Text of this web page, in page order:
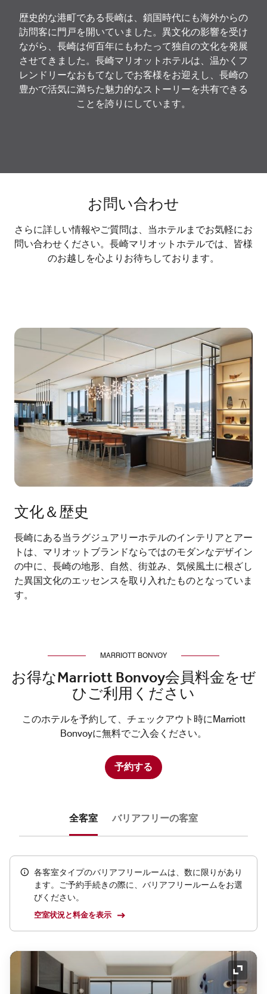
歴史的な港町である長崎は、鎖国時代にも海外からの
訪問客に門戸を開いていました。異文化の影響を受け
ながら、長崎は何百年にもわたって独自の文化を発展
させてきました。長崎マリオットホテルは、温かくフ
レンドリーなおもてなしでお客様をお迎えし、長崎の
豊かで活気に満ちた魅力的なストーリーを共有できる
ことを誇りにしています。
お問い合わせ
さらに詳しい情報やご質問は、当ホテルまでお気軽にお
問い合わせください。長崎マリオットホテルでは、皆様
のお越しを心よりお待ちしております。
文化＆歴史
長崎にある当ラグジュアリーホテルのインテリアとアー
トは、マリオットブランドならではのモダンなデザイン
の中に、長崎の地形、自然、街並み、気候風土に根ざし
た異国文化のエッセンスを取り入れたものとなっていま
す。
MARRIOTT BONVOY
お得なMarriott Bonvoy会員料金をぜ
ひご利用ください
このホテルを予約して、チェックアウト時にMarriott
Bonvoyに無料でご入会ください。
予約する
全客室 バリアフリーの客室
各客室タイプのバリアフリールームは、数に限りがあり
ます。ご予約手続きの際に、バリアフリールームをお選
びください。
空室状況と料金を表示
アイ